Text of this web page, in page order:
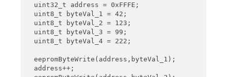
  uint32_t address = 0xFFFE;
  uint8_t byteVal_1 = 42;
  uint8_t byteVal_2 = 123;
  uint8_t byteVal_3 = 99;
  uint8_t byteVal_4 = 222;
  eepromByteWrite(address,byteVal_1);
  address++;